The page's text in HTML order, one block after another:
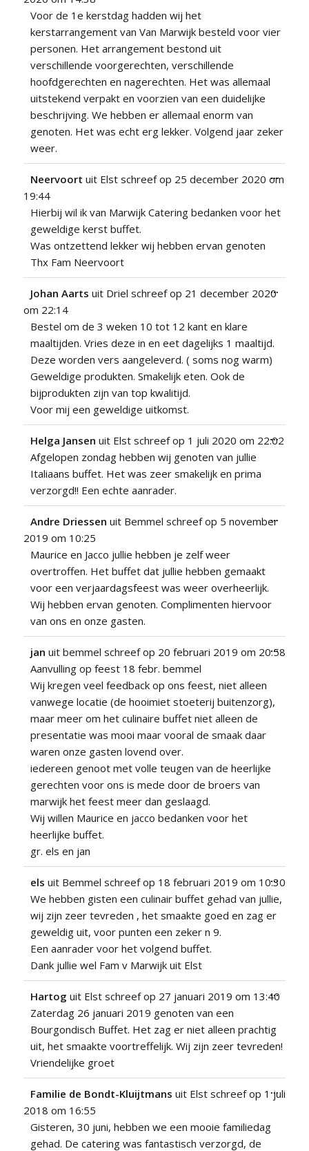
Voor de 1e kerstdag hadden wij het
kerstarrangement van Van Marwijk besteld voor vier
personen. Het arrangement bestond uit
verschillende voorgerechten, verschillende
hoofdgerechten en nagerechten. Het was allemaal
uitstekend verpakt en voorzien van een duidelijke
beschrijving. We hebben er allemaal enorm van
genoten. Het was echt erg lekker. Volgend jaar zeker
weer.
Neervoort uit Elst schreef op 25 december 2020 om
19:44
Hierbij wil ik van Marwijk Catering bedanken voor het
geweldige kerst buffet.
Was ontzettend lekker wij hebben ervan genoten
Thx Fam Neervoort
...
deze
Johan Aarts uit Driel schreef op 21 december 2020
om 22:14
Bestel om de 3 weken 10 tot 12 kant en klare
maaltijden. Vries deze in en eet dagelijks 1 maaltijd.
Deze worden vers aangeleverd. ( soms nog warm)
Geweldige produkten. Smakelijk eten. Ook de
bijprodukten zijn van top kwalitijd.
Voor mij een geweldige uitkomst.
...
Helga Jansen uit Elst schreef op 1 juli 2020 om 22:02
Afgelopen zondag hebben wij genoten van jullie
Italiaans buffet. Het was zeer smakelijk en prima
verzorgd!! Een echte aanrader.
...Wissel
deze
Andre Driessen uit Bemmel schreef op 5 november
2019 om 10:25
Maurice en Jacco jullie hebben je zelf weer
overtroffen. Het buffet dat jullie hebben gemaakt
voor een verjaardagsfeest was weer overheerlijk.
Wij hebben ervan genoten. Complimenten hiervoor
van ons en onze gasten.
...
jan uit bemmel schreef op 20 februari 2019 om 20:58
Aanvulling op feest 18 febr. bemmel
Wij kregen veel feedback op ons feest, niet alleen
vanwege locatie (de hooimiet stoeterij buitenzorg),
maar meer om het culinaire buffet niet alleen de
presentatie was mooi maar vooral de smaak daar
waren onze gasten lovend over.
iedereen genoot met volle teugen van de heerlijke
gerechten voor ons is mede door de broers van
marwijk het feest meer dan geslaagd.
Wij willen Maurice en jacco bedanken voor het
heerlijke buffet.
gr. els en jan
...Wissel
deze
els uit Bemmel schreef op 18 februari 2019 om 10:30
We hebben gisten een culinair buffet gehad van jullie,
wij zijn zeer tevreden , het smaakte goed en zag er
geweldig uit, voor punten een zeker n 9.
Een aanrader voor het volgend buffet.
Dank jullie wel Fam v Marwijk uit Elst
... Wissel
deze
Hartog uit Elst schreef op 27 januari 2019 om 13:40
Zaterdag 26 januari 2019 genoten van een
Bourgondisch Buffet. Het zag er niet alleen prachtig
uit, het smaakte voortreffelijk. Wij zijn zeer tevreden!
Vriendelijke groet
...Wissel
deze
Familie de Bondt-Kluijtmans uit Elst schreef op 1 juli
2018 om 16:55
Gisteren, 30 juni, hebben we een mooie familiedag
gehad. De catering was fantastisch verzorgd, de
... Wissel
deze